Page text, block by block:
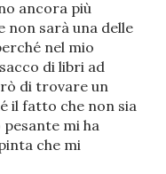
ancora più
non sarà una delle
nel mio
di libri ad
di trovare un
il fatto che non sia
mi ha
che mi